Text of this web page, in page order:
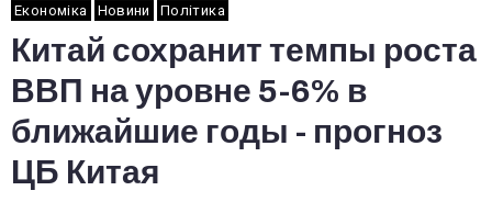
Економіка Новини Політика
Китай сохранит темпы роста
ВВП на уровне 5-6% в
ближайшие годы - прогноз
ЦБ Китая